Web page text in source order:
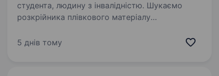
студента, людину з інвалідністю. Шукаємо
розкрійника плівкового матеріалу
навчаємо! Навчання оплачуємо! Візьмемо
5 днів тому